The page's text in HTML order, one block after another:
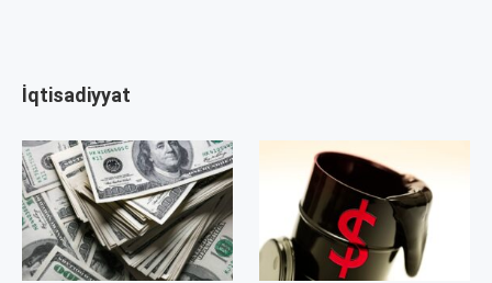
İqtisadiyyat